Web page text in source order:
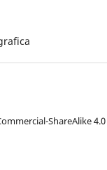
ShareAlike 4.0